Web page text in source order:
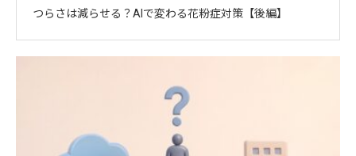
つらさは減らせる？AIで変わる花粉症対策【後編】